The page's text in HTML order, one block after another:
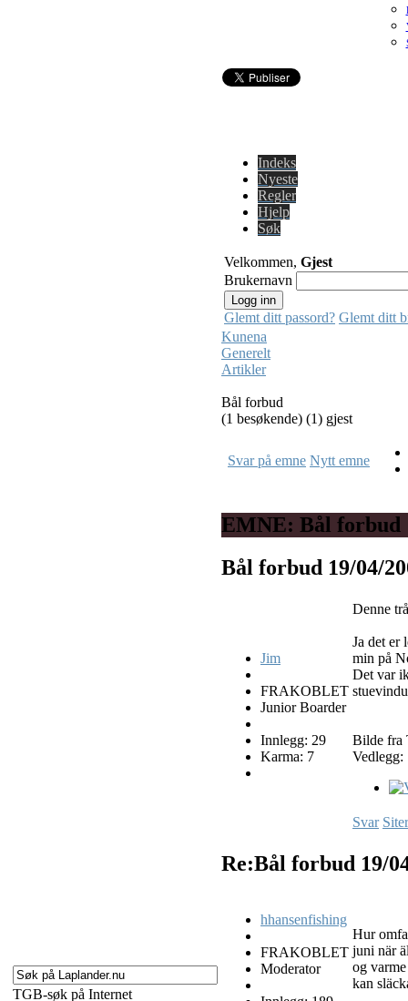
TGB-søk på Internet
Indeks
Nyeste
Regler
Hjelp
Søk
Velkommen, Gjest
Brukernavn
Glemt ditt passord? Glemt ditt
Kunena
Generelt
Artikler
Bål forbud
(1 besøkende) (1) gjest
Svar på emne Nytt emne
EMNE: Bål forbud
Bål forbud 19/04/
Jim
FRAKOBLET
Junior Boarder
Innlegg: 29
Karma: 7
Denne
Ja det er
min på
Det var
Bilde fra
Vedlegg:
Svar Siter
Re:Bål forbud 19/
hhansenfishing
FRAKOBLET
Moderator
Hur
juni när
og
kan